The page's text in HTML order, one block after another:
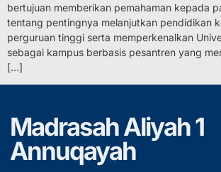
bertujuan memberikan pemahaman kepada
tentang pentingnya melanjutkan pendidikan
perguruan tinggi serta memperkenalkan
sebagai kampus berbasis pesantren yang
[…]
Madrasah Aliyah 1
Annuqayah